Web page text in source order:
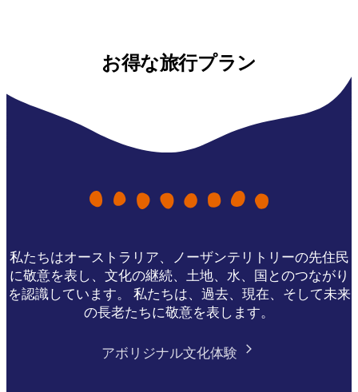
お得な旅行プラン
私たちはオーストラリア、ノーザンテリトリーの先住民
に敬意を表し、文化の継続、土地、水、国とのつながり
を認識しています。 私たちは、過去、現在、そして未来
の長老たちに敬意を表します。
アボリジナル文化体験